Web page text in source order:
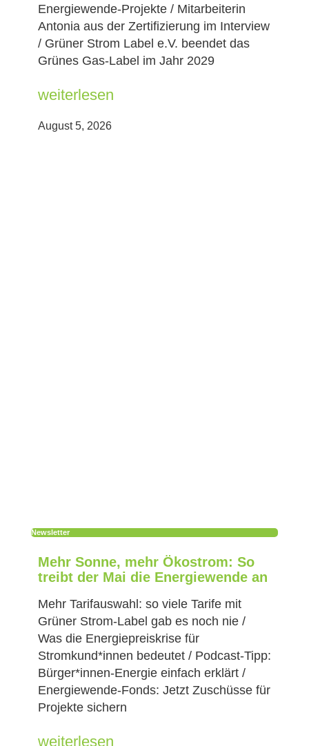
Energiewende-Projekte / Mitarbeiterin
Antonia aus der Zertifizierung im Interview
/ Grüner Strom Label e.V. beendet das
Grünes Gas-Label im Jahr 2029
weiterlesen
August 5, 2026
Newsletter
Mehr Sonne, mehr Ökostrom: So
treibt der Mai die Energiewende an
Mehr Tarifauswahl: so viele Tarife mit
Grüner Strom-Label gab es noch nie /
Was die Energiepreiskrise für
Stromkund*innen bedeutet / Podcast-Tipp:
Bürger*innen-Energie einfach erklärt /
Energiewende-Fonds: Jetzt Zuschüsse für
Projekte sichern
weiterlesen